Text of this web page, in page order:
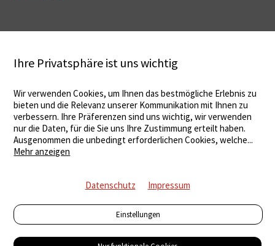
Ihre Privatsphäre ist uns wichtig
Wir verwenden Cookies, um Ihnen das bestmögliche Erlebnis zu
bieten und die Relevanz unserer Kommunikation mit Ihnen zu
verbessern. Ihre Präferenzen sind uns wichtig, wir verwenden
nur die Daten, für die Sie uns Ihre Zustimmung erteilt haben.
Ausgenommen die unbedingt erforderlichen Cookies, welche...
Mehr anzeigen
Datenschutz Impressum
Einstellungen